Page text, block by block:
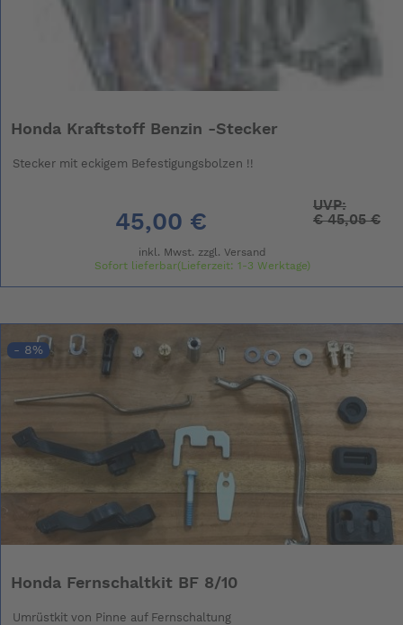
Honda Kraftstoff Benzin -Stecker
Stecker mit eckigem Befestigungsbolzen !!
45,00 €
UVP:
€45,05 €
inkl. Mwst. zzgl. Versand
Sofort lieferbar(Lieferzeit: 1-3 Werktage)
- 8%
Honda Fernschaltkit BF 8/10
Umrüstkit von Pinne auf Fernschaltung